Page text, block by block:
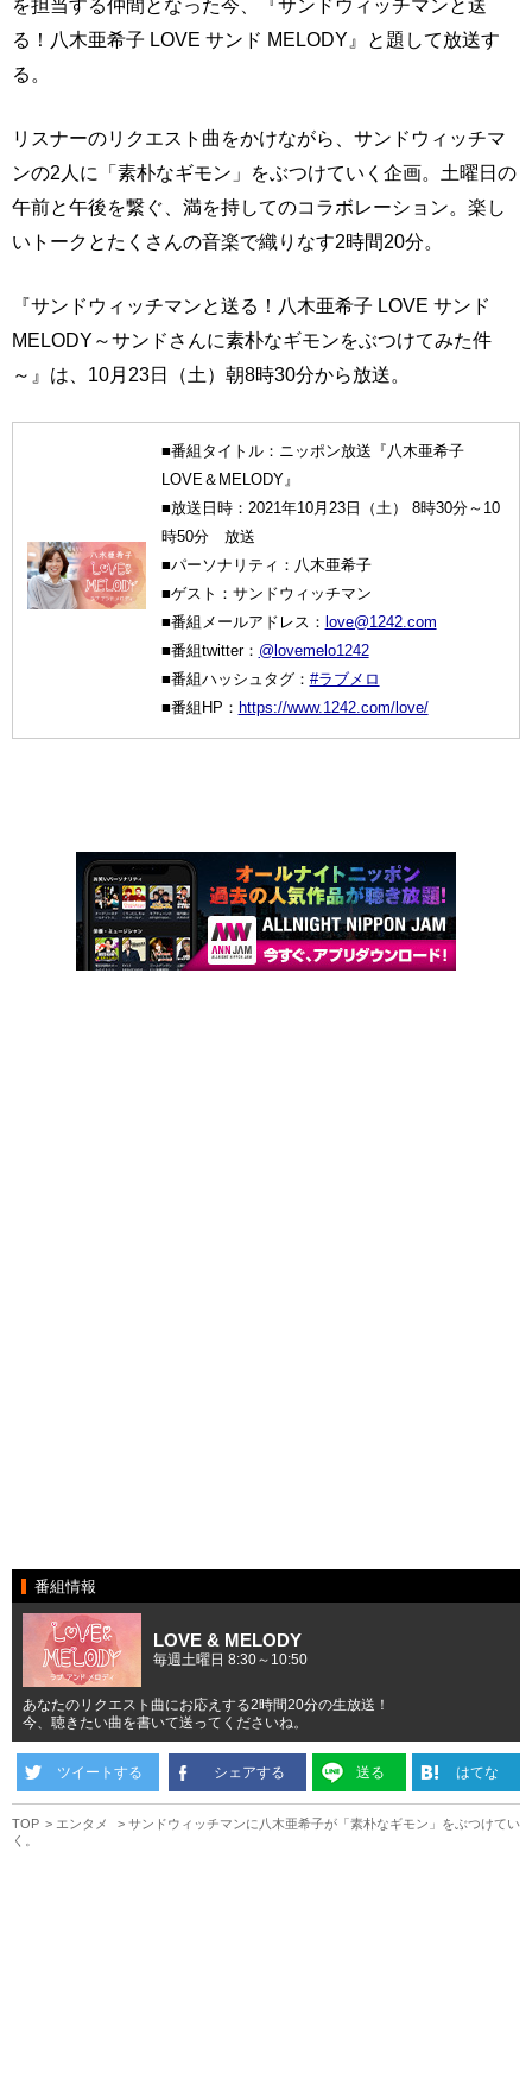
を担当する仲間となった今、『サンドウィッチマンと送
る！八木亜希子 LOVE サンド MELODY』と題して放送す
る。
リスナーのリクエスト曲をかけながら、サンドウィッチマ
ンの2人に「素朴なギモン」をぶつけていく企画。土曜日の
午前と午後を繋ぐ、満を持してのコラボレーション。楽し
いトークとたくさんの音楽で織りなす2時間20分。
『サンドウィッチマンと送る！八木亜希子 LOVE サンド
MELODY～サンドさんに素朴なギモンをぶつけてみた件
～』は、10月23日（土）朝8時30分から放送。
■番組タイトル：ニッポン放送『八木亜希子
LOVE＆MELODY』
■放送日時：2021年10月23日（土） 8時30分～10
時50分 放送
■パーソナリティ：八木亜希子
■ゲスト：サンドウィッチマン
■番組メールアドレス： love@1242.com
■番組twitter： @lovemelo1242
■番組ハッシュタグ： #ラブメロ
■番組HP： https://www.1242.com/love/
番組情報
LOVE & MELODY
毎週土曜日 8:30～10:50
あなたのリクエスト曲にお応えする2時間20分の生放送！
今、聴きたい曲を書いて送ってくださいね。
ツイートする シェアする 送る はてな
TOP エンタメ
サンドウィッチマンに八木亜希子が「素朴なギモン」をぶつけてい
く。